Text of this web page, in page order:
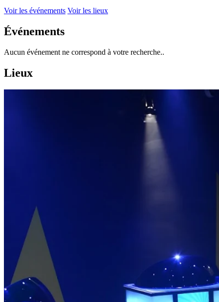
Voir les événements Voir les lieux
Événements
Aucun événement ne correspond à votre recherche..
Lieux